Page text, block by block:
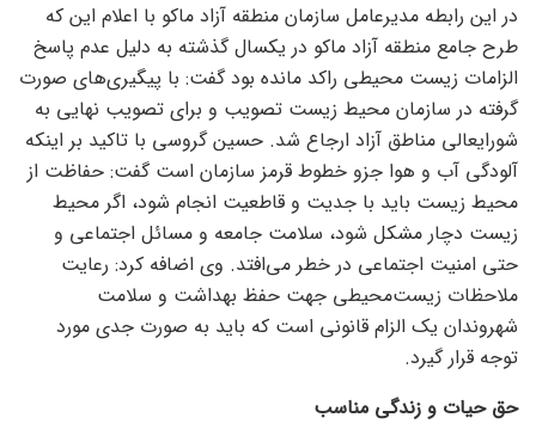
در این رابطه مدیرعامل سازمان منطقه آزاد ماکو با اعلام این که
طرح جامع منطقه آزاد ماکو در یکسال گذشته به دلیل عدم پاسخ
الزامات زیست محیطی راکد مانده بود گفت: با پیگیری‌های صورت
گرفته در سازمان محیط زیست تصویب و برای تصویب نهایی به
شورایعالی مناطق آزاد ارجاع شد. حسین گروسی با تاکید بر اینکه
آلودگی آب و هوا جزو خطوط قرمز سازمان است گفت: حفاظت از
محیط زیست باید با جدیت و قاطعیت انجام شود، اگر محیط
زیست دچار مشکل شود، سلامت جامعه و مسائل اجتماعی و
حتی امنیت اجتماعی در خطر می‌افتد. وی اضافه کرد: رعایت
ملاحظات زیست‌محیطی جهت حفظ بهداشت و سلامت
شهروندان یک الزام قانونی است که باید به صورت جدی مورد
توجه قرار گیرد.
حق حیات و زندگی مناسب